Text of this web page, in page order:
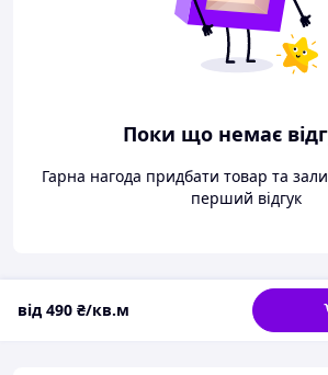
Поки що немає
Гарна нагода придбати товар та
перший відгук
від 490 ₴/кв.м